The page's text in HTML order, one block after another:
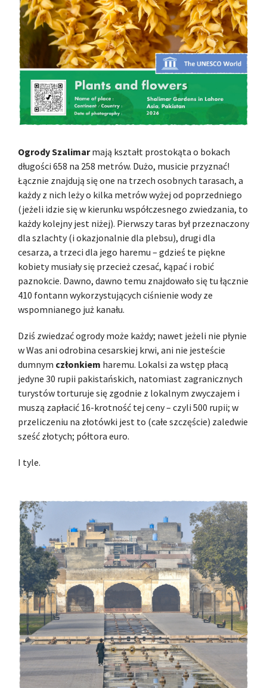
Ogrody Szalimarmają kształt prostokąta o bokach
długości 658 na 258 metrów. Dużo, musicie przyznać!
Łącznie znajdują się one na trzech osobnych tarasach, a
każdy z nich leży o kilka metrów wyżej od poprzedniego
(jeżeli idzie się w kierunku współczesnego zwiedzania, to
każdy kolejny jest niżej). Pierwszy taras był przeznaczony
dla szlachty (i okazjonalnie dla plebsu), drugi dla
cesarza, a trzeci dla jego haremu – gdzieś te piękne
kobiety musiały się przecież czesać, kąpać i robić
paznokcie. Dawno, dawno temu znajdowało się tu łącznie
410 fontann wykorzystujących ciśnienie wody ze
wspomnianego już kanału.
Dziś zwiedzać ogrody może każdy; nawet jeżeli nie płynie
w Was ani odrobina cesarskiej krwi, ani nie jesteście
dumnym członkiem haremu. Lokalsi za wstęp płacą
jedyne 30 rupii pakistańskich, natomiast zagranicznych
turystów torturuje się zgodnie z lokalnym zwyczajem i
muszą zapłacić 16-krotność tej ceny – czyli 500 rupii; w
przeliczeniu na złotówki jest to (całe szczęście) zaledwie
sześć złotych; półtora euro.
I tyle.